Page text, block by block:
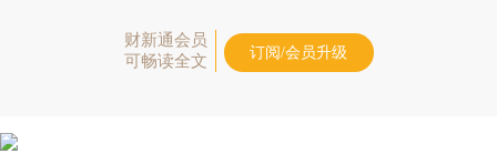
财新通会员
可畅读全文
订阅/会员升级